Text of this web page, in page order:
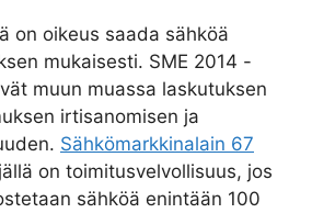
on oikeus saada sähköä
mukaisesti. SME 2014 -
muun muassa laskutuksen
irtisanomisen ja
Sähkömarkkinalain 67
on toimitusvelvollisuus, jos
sähköä enintään 100